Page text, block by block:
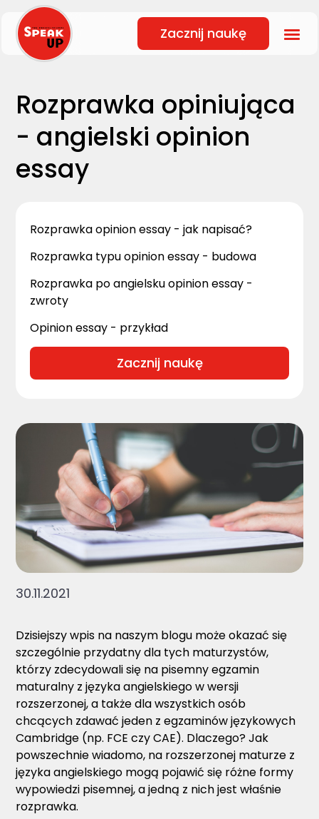
Zacznij naukę
Rozprawka opiniująca
- angielski opinion
essay
Rozprawka opinion essay - jak napisać?
Rozprawka typu opinion essay - budowa
Rozprawka po angielsku opinion essay -
zwroty
Opinion essay - przykład
Zacznij naukę
30.11.2021
Dzisiejszy wpis na naszym blogu może okazać się
szczególnie przydatny dla tych maturzystów,
którzy zdecydowali się na pisemny egzamin
maturalny z języka angielskiego w wersji
rozszerzonej, a także dla wszystkich osób
chcących zdawać jeden z egzaminów językowych
Cambridge (np. FCE czy CAE). Dlaczego? Jak
powszechnie wiadomo, na rozszerzonej maturze z
języka angielskiego mogą pojawić się różne formy
wypowiedzi pisemnej, a jedną z nich jest właśnie
rozprawka.